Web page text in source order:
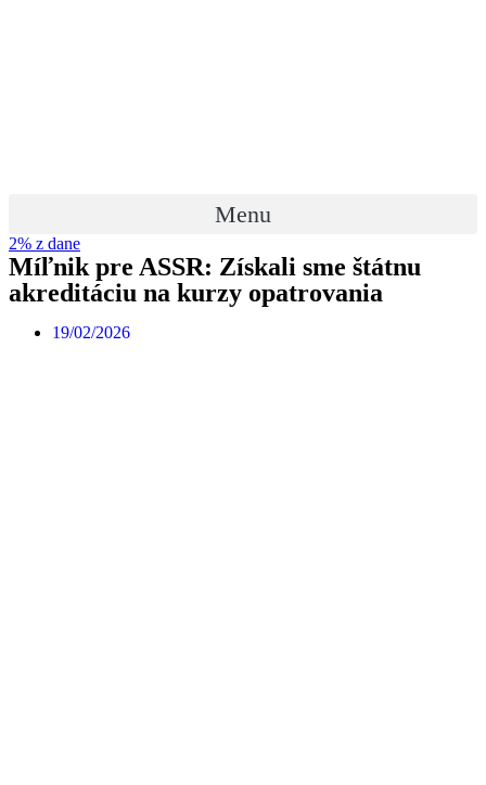
Menu
2% z dane
Míľnik pre ASSR: Získali sme štátnu
akreditáciu na kurzy opatrovania
19/02/2026